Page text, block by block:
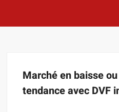
Marché en baisse
tendance avec DVF